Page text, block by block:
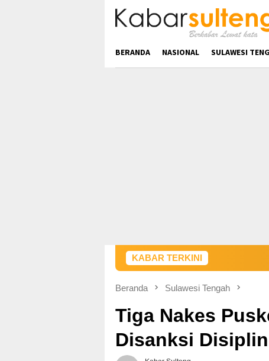
BERANDA NASIONAL SULAWESI
KABAR TERKINI
Beranda Sulawesi Tengah
Tiga Nakes
Disanksi Disiplin